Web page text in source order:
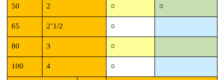
50 2 ○ ○
65 2’1/2 ○
80 3 ○
100 4 ○